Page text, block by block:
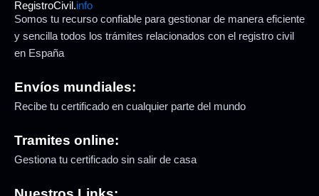
RegistroCivil.info
Somos tu recurso confiable para gestionar de manera eficiente
y sencilla todos los trámites relacionados con el registro civil
en España
Envíos mundiales:
Recibe tu certificado en cualquier parte del mundo
Tramites online:
Gestiona tu certificado sin salir de casa